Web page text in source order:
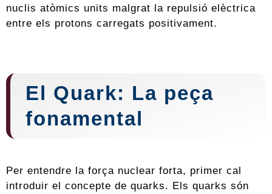
nuclis atòmics units malgrat la repulsió elèctrica
entre els protons carregats positivament.
El Quark: La peça
fonamental
Per entendre la força nuclear forta, primer cal
introduir el concepte de quarks. Els quarks són